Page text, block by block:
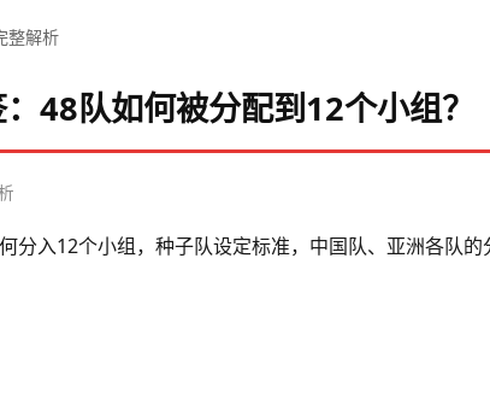
整解析
48队如何被分配到12个小组？
分入12个小组，种子队设定标准，中国队、亚洲各队的